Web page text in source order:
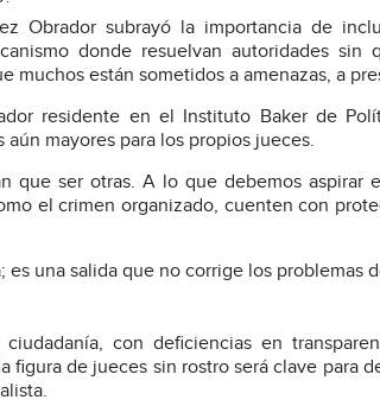
Obrador subrayó la importancia de
donde resuelvan autoridades sin
están sometidos a amenazas, a
residente en el Instituto Baker de
mayores para los propios jueces.
que ser otras. A lo que debemos aspirar
el crimen organizado, cuenten con
una salida que no corrige los problemas
con deficiencias en
de jueces sin rostro será clave para